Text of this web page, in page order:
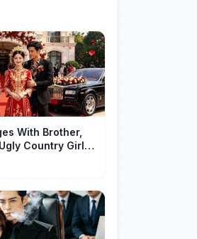
With Brother,
Country Girl—
CEO!